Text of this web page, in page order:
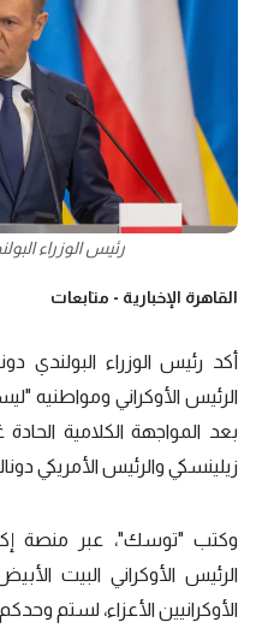
رئيس الوزراء
القاهرة الإخبارية - متابعات
أكد رئيس الوزراء البولندي
الرئيس الأوكراني ومواطنيه
بعد المواجهة الكلامية
زيلينسكي والرئيس الأمريكي
وكتب "توسك"، عبر منصة
الرئيس الأوكراني البيت
الأوكرانيين الأعزاء، لستم